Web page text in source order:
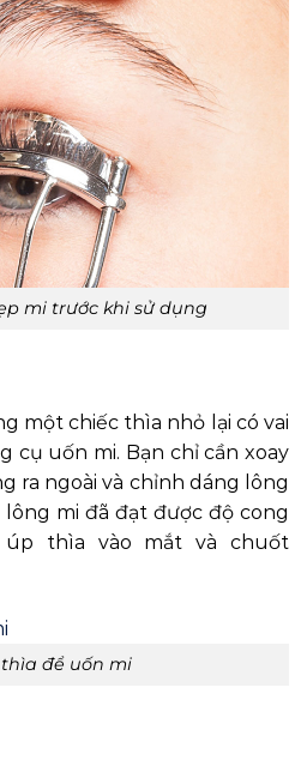
mi trước khi sử dụng
một chiếc thìa nhỏ lại có vai
uốn mi. Bạn chỉ cần xoay
ra ngoài và chỉnh dáng lông
mi đã đạt được độ cong
thìa vào mắt và chuốt
để uốn mi